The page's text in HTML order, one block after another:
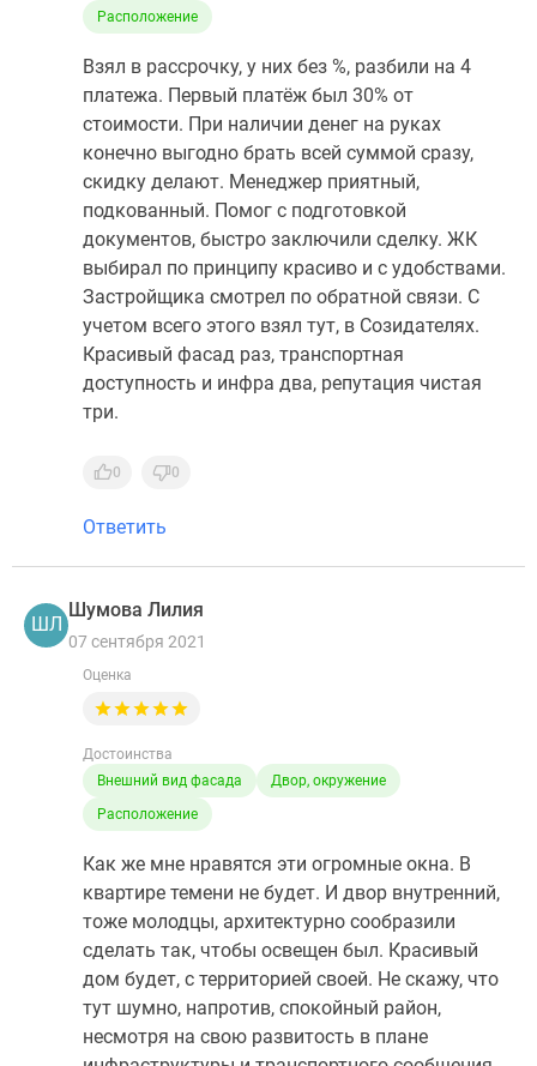
Расположение
Взял в рассрочку, у них без %, разбили на 4
платежа. Первый платёж был 30% от
стоимости. При наличии денег на руках
конечно выгодно брать всей суммой сразу,
скидку делают. Менеджер приятный,
подкованный. Помог с подготовкой
документов, быстро заключили сделку. ЖК
выбирал по принципу красиво и с удобствами.
Застройщика смотрел по обратной связи. С
учетом всего этого взял тут, в Созидателях.
Красивый фасад раз, транспортная
доступность и инфра два, репутация чистая
три.
0 0
Ответить
ШЛ
Шумова Лилия
07 сентября 2021
Оценка
Достоинства
Внешний вид фасада
Двор, окружение
Расположение
Как же мне нравятся эти огромные окна. В
квартире темени не будет. И двор внутренний,
тоже молодцы, архитектурно сообразили
сделать так, чтобы освещен был. Красивый
дом будет, с территорией своей. Не скажу, что
тут шумно, напротив, спокойный район,
несмотря на свою развитость в плане